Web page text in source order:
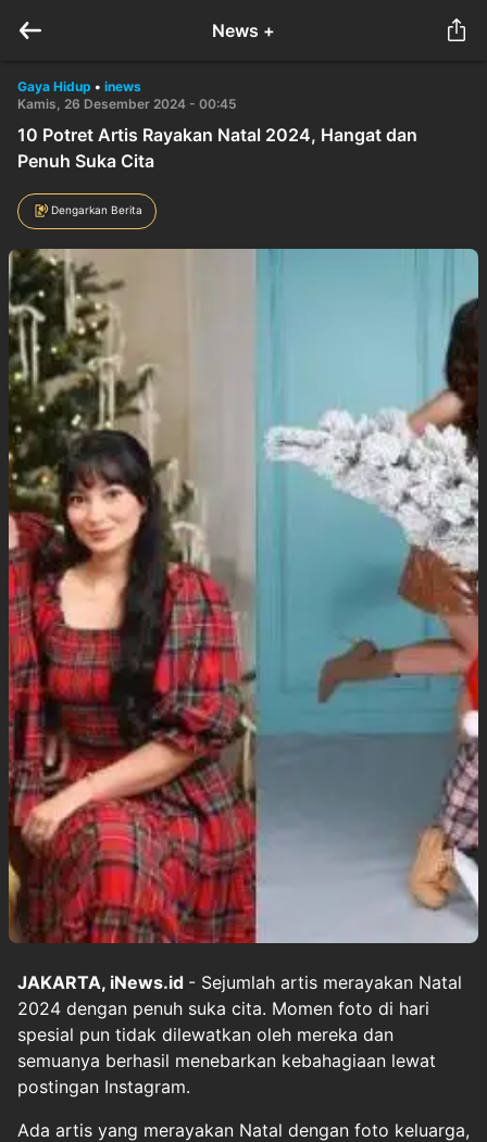
News +
Gaya Hidup • inews
Kamis, 26 Desember 2024 - 00:45
10 Potret Artis Rayakan Natal 2024, Hangat dan
Penuh Suka Cita
Dengarkan Berita
JAKARTA, iNews.id - Sejumlah artis merayakan Natal
2024 dengan penuh suka cita. Momen foto di hari
spesial pun tidak dilewatkan oleh mereka dan
semuanya berhasil menebarkan kebahagiaan lewat
postingan Instagram.
Ada artis yang merayakan Natal dengan foto keluarga,